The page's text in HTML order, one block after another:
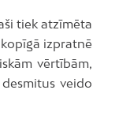
tiek atzīmēta
izpratnē
vērtībām,
veido